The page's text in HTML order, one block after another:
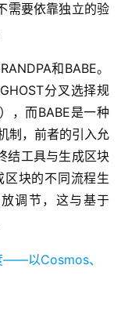
要依靠独立的验
和BABE。
分叉选择规
，而BABE是一种
制，前者的引入允
结工具与生成区块
块的不同流程生
调节，这与基于